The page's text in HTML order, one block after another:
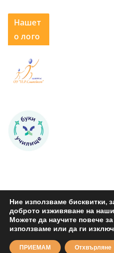
Нашет
о лого
Copyright © 2026ОУ "Петко Р.
Ние използваме бисквитки,
доброто изживяване на
Можете да научите повече
използваме или да ги
ПРИЕМАМ Отхвърляне